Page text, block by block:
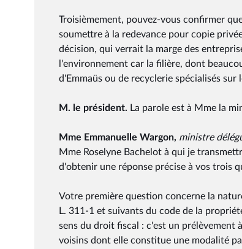
Troisièmement, pouvez-vous confirmer
soumettre à la redevance pour copie
décision, qui verrait la marge des
l'environnement car la filière, dont
d'Emmaüs ou de recyclerie spécialisés
M. le président. La parole est à Mme la
Mme Emmanuelle Wargon, ministre
Mme Roselyne Bachelot à qui je
d'obtenir une réponse précise à vos trois
Votre première question concerne la
L. 311-1 et suivants du code de la
sens du droit fiscal : c'est un prélèvement
voisins dont elle constitue une modalité